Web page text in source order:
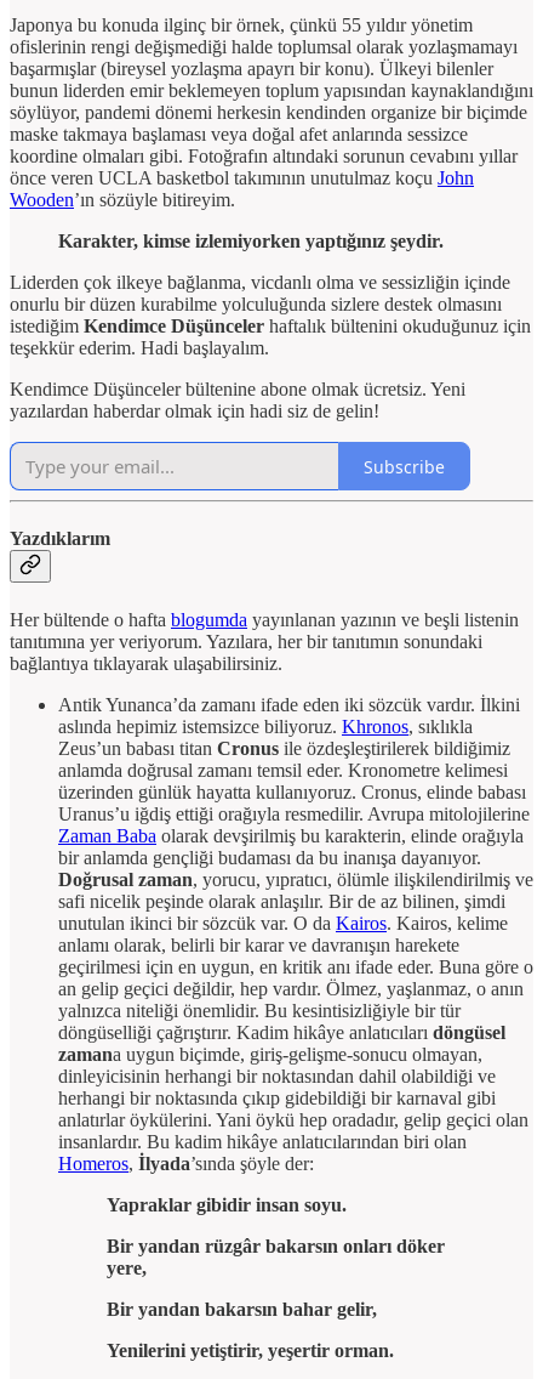
Japonya bu konuda ilginç bir örnek, çünkü 55 yıldır yönetim
ofislerinin rengi değişmediği halde toplumsal olarak yozlaşmamayı
başarmışlar (bireysel yozlaşma apayrı bir konu). Ülkeyi bilenler
bunun liderden emir beklemeyen toplum yapısından kaynaklandığını
söylüyor, pandemi dönemi herkesin kendinden organize bir biçimde
maske takmaya başlaması veya doğal afet anlarında sessizce
koordine olmaları gibi. Fotoğrafın altındaki sorunun cevabını yıllar
önce veren UCLA basketbol takımının unutulmaz koçu John
Wooden’ın sözüyle bitireyim.
Karakter, kimse izlemiyorken yaptığınız şeydir.
Liderden çok ilkeye bağlanma, vicdanlı olma ve sessizliğin içinde
onurlu bir düzen kurabilme yolculuğunda sizlere destek olmasını
istediğim Kendimce Düşünceler haftalık bültenini okuduğunuz için
teşekkür ederim. Hadi başlayalım.
Kendimce Düşünceler bültenine abone olmak ücretsiz. Yeni
yazılardan haberdar olmak için hadi siz de gelin!
Subscribe
Yazdıklarım
Her bültende o hafta blogumda yayınlanan yazının ve beşli listenin
tanıtımına yer veriyorum. Yazılara, her bir tanıtımın sonundaki
bağlantıya tıklayarak ulaşabilirsiniz.
Antik Yunanca’da zamanı ifade eden iki sözcük vardır. İlkini
aslında hepimiz istemsizce biliyoruz. Khronos, sıklıkla
Zeus’un babası titan Cronus ile özdeşleştirilerek bildiğimiz
anlamda doğrusal zamanı temsil eder. Kronometre kelimesi
üzerinden günlük hayatta kullanıyoruz. Cronus, elinde babası
Uranus’u iğdiş ettiği orağıyla resmedilir. Avrupa mitolojilerine
Zaman Baba olarak devşirilmiş bu karakterin, elinde orağıyla
bir anlamda gençliği budaması da bu inanışa dayanıyor.
Doğrusal zaman, yorucu, yıpratıcı, ölümle ilişkilendirilmiş ve
safi nicelik peşinde olarak anlaşılır. Bir de az bilinen, şimdi
unutulan ikinci bir sözcük var. O da Kairos. Kairos, kelime
anlamı olarak, belirli bir karar ve davranışın harekete
geçirilmesi için en uygun, en kritik anı ifade eder. Buna göre o
an gelip geçici değildir, hep vardır. Ölmez, yaşlanmaz, o anın
yalnızca niteliği önemlidir. Bu kesintisizliğiyle bir tür
döngüselliği çağrıştırır. Kadim hikâye anlatıcıları döngüsel
zamana uygun biçimde, giriş-gelişme-sonucu olmayan,
dinleyicisinin herhangi bir noktasından dahil olabildiği ve
herhangi bir noktasında çıkıp gidebildiği bir karnaval gibi
anlatırlar öykülerini. Yani öykü hep oradadır, gelip geçici olan
insanlardır. Bu kadim hikâye anlatıcılarından biri olan
Homeros, İlyada’sında şöyle der:
Yapraklar gibidir insan soyu.
Bir yandan rüzgâr bakarsın onları döker
yere,
Bir yandan bakarsın bahar gelir,
Yenilerini yetiştirir, yeşertir orman.